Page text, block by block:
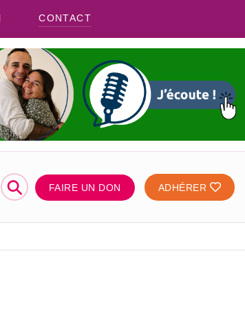
CONTACT
⚲ FAIRE UN DON ADHÉRER